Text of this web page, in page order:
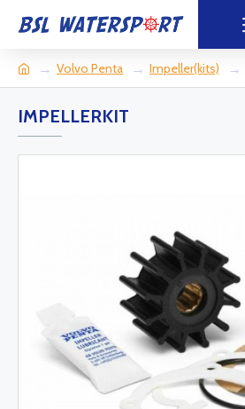
Volvo Penta Impeller(kits)
IMPELLERKIT